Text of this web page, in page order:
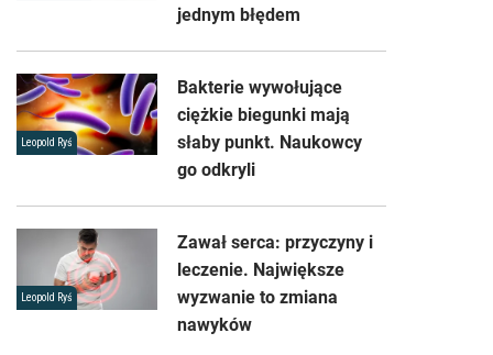
jednym błędem
Leopold Ryś
Bakterie wywołujące
ciężkie biegunki mają
słaby punkt. Naukowcy
go odkryli
Leopold Ryś
Zawał serca: przyczyny i
leczenie. Największe
wyzwanie to zmiana
nawyków